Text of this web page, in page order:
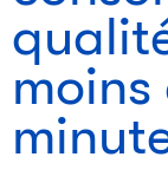
moins